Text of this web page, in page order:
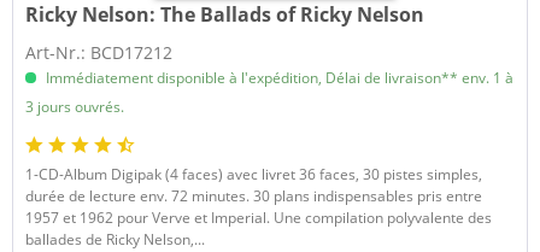
Ricky Nelson:The Ballads of Ricky Nelson
Art-Nr.: BCD17212
Immédiatement disponible à l'expédition, Délai de livraison** env. 1 à
3 jours ouvrés.
1-CD-Album Digipak (4 faces) avec livret 36 faces, 30 pistes simples,
durée de lecture env. 72 minutes. 30 plans indispensables pris entre
1957 et 1962 pour Verve et Imperial. Une compilation polyvalente des
ballades de Ricky Nelson,...